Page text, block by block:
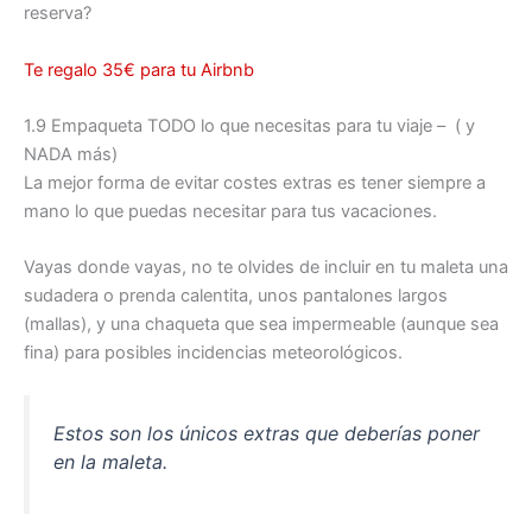
reserva?
Te regalo 35€ para tu Airbnb
1.9 Empaqueta TODO lo que necesitas para tu viaje – ( y
NADA más)
La mejor forma de evitar costes extras es tener siempre a
mano lo que puedas necesitar para tus vacaciones.
Vayas donde vayas, no te olvides de incluir en tu maleta una
sudadera o prenda calentita, unos pantalones largos
(mallas), y una chaqueta que sea impermeable (aunque sea
fina) para posibles incidencias meteorológicos.
Estos son los únicos extras que deberías poner
en la maleta.